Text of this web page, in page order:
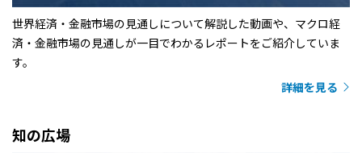
世界経済・金融市場の見通しについて解説した動画や、マクロ経
済・金融市場の見通しが一目でわかるレポートをご紹介していま
す。
詳細を見る
知の広場